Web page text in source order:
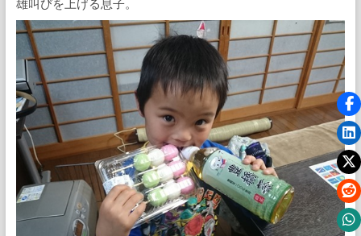
雄叫びを上げる息子。